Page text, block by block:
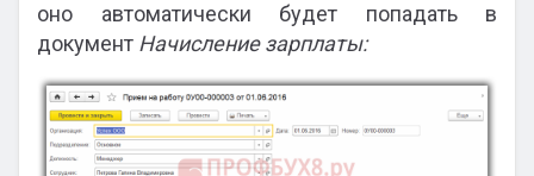
оно автоматически будет попадать в
документ Начисление зарплаты: